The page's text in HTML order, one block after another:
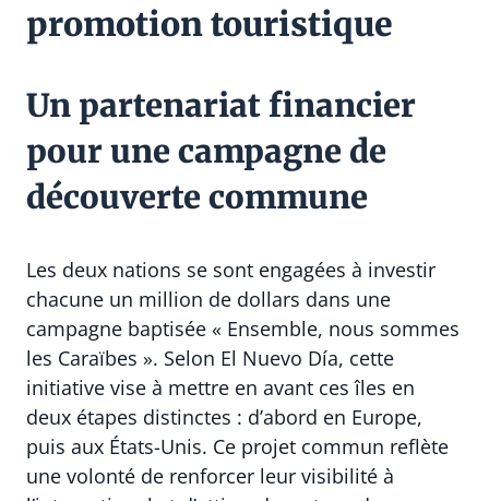
promotion touristique
Un partenariat financier
pour une campagne de
découverte commune
Les deux nations se sont engagées à investir
chacune un million de dollars dans une
campagne baptisée « Ensemble, nous sommes
les Caraïbes ». Selon El Nuevo Día, cette
initiative vise à mettre en avant ces îles en
deux étapes distinctes : d’abord en Europe,
puis aux États-Unis. Ce projet commun reflète
une volonté de renforcer leur visibilité à